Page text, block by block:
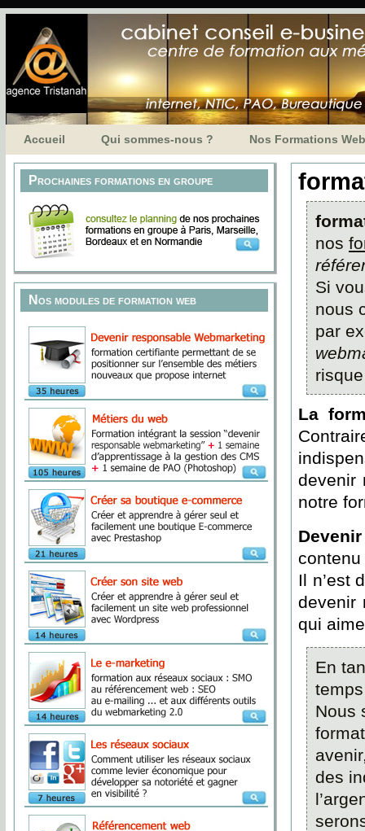
Accueil Qui sommes-nous ? Nos Formations Web
Prochaines formations en groupe
Nos modules de formation web
nos
Si
nous
par
La
devenir
notre
Il n’est
devenir
qui
En
Nous
des